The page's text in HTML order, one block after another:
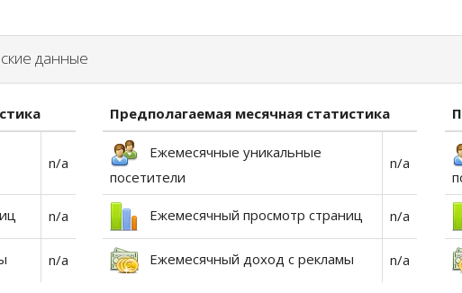
данные
n/a
n/a
n/a
Предполагаемая месячная статистика
Ежемесячные уникальные
посетители
n/a
Ежемесячный просмотр страниц n/a
Ежемесячный доход с рекламы n/a